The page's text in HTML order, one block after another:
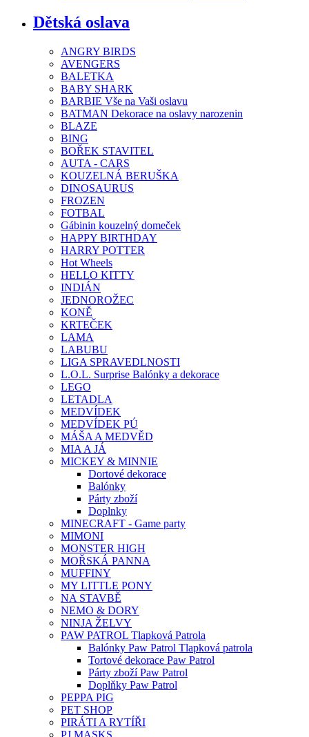
Dětská oslava
ANGRY BIRDS
AVENGERS
BALETKA
BABY SHARK
BARBIE Vše na Vaši oslavu
BATMAN Dekorace na oslavy narozenin
BLAZE
BING
BOŘEK STAVITEL
AUTA - CARS
KOUZELNÁ BERUŠKA
DINOSAURUS
FROZEN
FOTBAL
Gábinin kouzelný domeček
HAPPY BIRTHDAY
HARRY POTTER
Hot Wheels
HELLO KITTY
INDIÁN
JEDNOROŽEC
KONĚ
KRTEČEK
LAMA
LABUBU
LIGA SPRAVEDLNOSTI
L.O.L. Surprise Balónky a dekorace
LEGO
LETADLA
MEDVÍDEK
MEDVÍDEK PÚ
MÁŠA A MEDVĚD
MIA A JÁ
MICKEY & MINNIE
Dortové dekorace
Balónky
Párty zboží
Doplnky
MINECRAFT - Game party
MIMONI
MONSTER HIGH
MOŘSKÁ PANNA
MUFFINY
MY LITTLE PONY
NA STAVBĚ
NEMO & DORY
NINJA ŽELVY
PAW PATROL Tlapková Patrola
Balónky Paw Patrol Tlapková patrola
Tortové dekorace Paw Patrol
Párty zboží Paw Patrol
Doplňky Paw Patrol
PEPPA PIG
PET SHOP
PIRÁTI A RYTÍŘI